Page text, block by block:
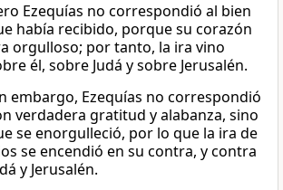
Ezequías no correspondió al bien
había recibido, porque su corazón
orgulloso; por tanto, la ira vino
él, sobre Judá y sobre Jerusalén.
embargo, Ezequías no correspondió
verdadera gratitud y alabanza, sino
se enorgulleció, por lo que la ira de
se encendió en su contra, y contra
y Jerusalén.